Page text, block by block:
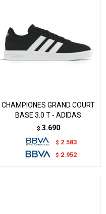
CHAMPIONES GRAND COURT
BASE 3.0 T - ADIDAS
$ 3.690
$ 2.583
$ 2.952